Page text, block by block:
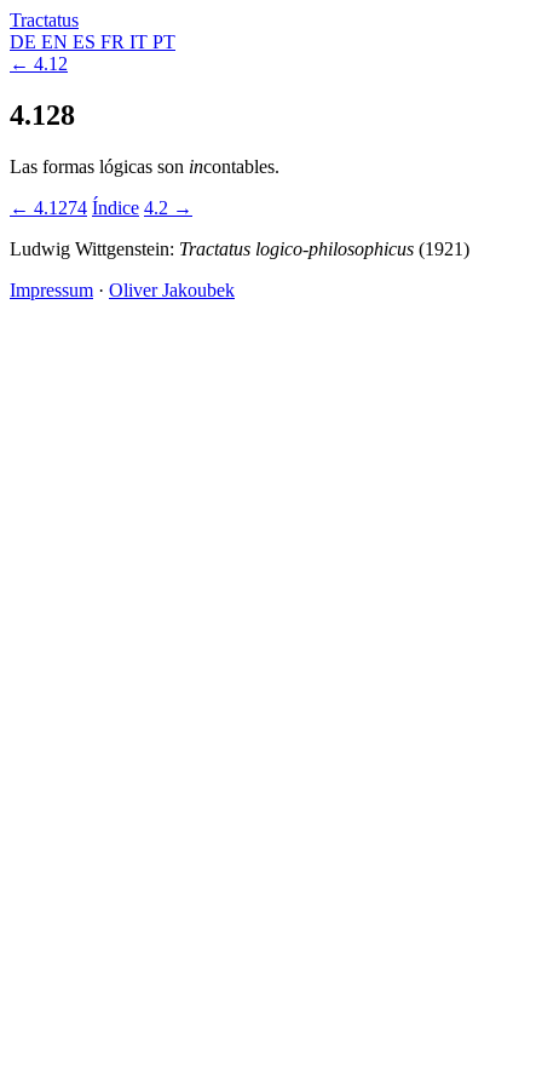
Tractatus
DE EN ES FR IT PT
← 4.12
4.128
Las formas lógicas son incontables.
← 4.1274 Índice 4.2 →
Ludwig Wittgenstein: Tractatus logico-philosophicus (1921)
Impressum · Oliver Jakoubek